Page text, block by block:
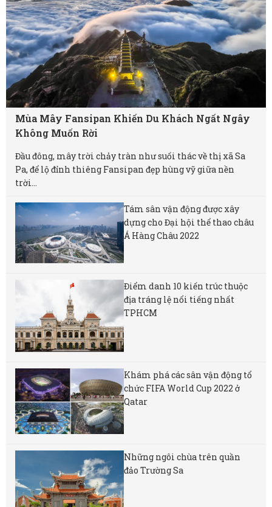
Mùa Mây Fansipan Khiến Du Khách Ngất Ngây
Không Muốn Rời
Đầu đông, mây trời chảy tràn như suối thác về thị xã Sa
Pa, để lộ đỉnh thiêng Fansipan đẹp hùng vỹ giữa nền
trời...
Tám sân vận động được xây
dựng cho Đại hội thể thao châu
Á Hàng Châu 2022
Điểm danh 10 kiến trúc thuộc
địa tráng lệ nổi tiếng nhất
TPHCM
Khám phá các sân vận động tổ
chức FIFA World Cup 2022 ở
Qatar
Những ngôi chùa trên quần
đảo Trường Sa